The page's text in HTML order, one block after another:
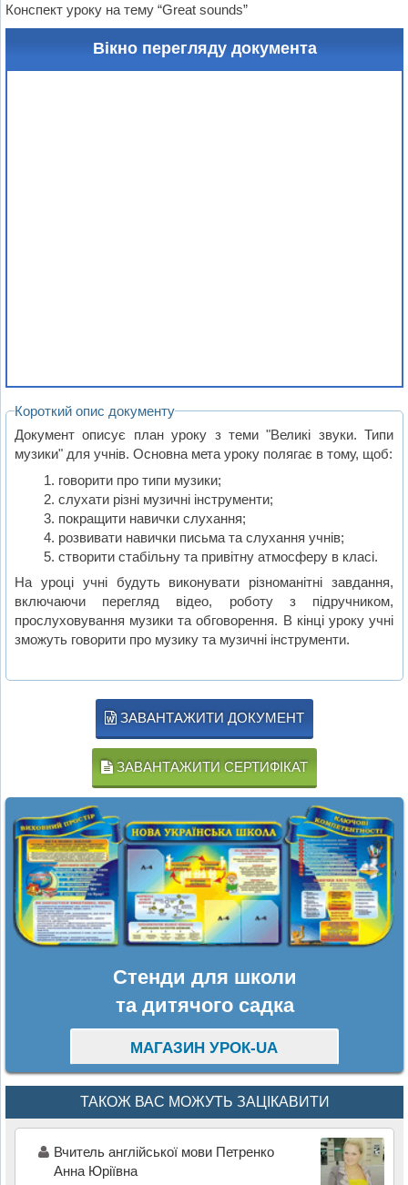
Конспект уроку на тему “Great sounds”
Вікно перегляду документа
Короткий опис документу
Документ описує план уроку з теми "Великі звуки. Типи
музики" для учнів. Основна мета уроку полягає в тому, щоб:
говорити про типи музики;
слухати різні музичні інструменти;
покращити навички слухання;
розвивати навички письма та слухання учнів;
створити стабільну та привітну атмосферу в класі.
На уроці учні будуть виконувати різноманітні завдання,
включаючи перегляд відео, роботу з підручником,
прослуховування музики та обговорення. В кінці уроку учні
зможуть говорити про музику та музичні інструменти.
ЗАВАНТАЖИТИ ДОКУМЕНТ
ЗАВАНТАЖИТИ СЕРТИФІКАТ
Стенди для школи
та дитячого садка
МАГАЗИН УРОК-UA
ТАКОЖ ВАС МОЖУТЬ ЗАЦІКАВИТИ
Вчитель англійської мови Петренко
Анна Юріївна